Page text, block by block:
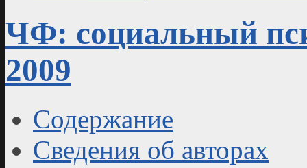
ЧФ: социальный
2009
Содержание
Сведения об авторах